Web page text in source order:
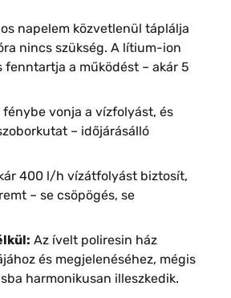
napelem közvetlenül táplálja
nincs szükség. A lítium-ion
fenntartja a működést – akár 5
vonja a vízfolyást, és
– időjárásálló
400 l/h vízátfolyást biztosít,
– se csöpögés, se
Az ívelt poliresin ház
és megjelenéséhez, mégis
harmonikusan illeszkedik.